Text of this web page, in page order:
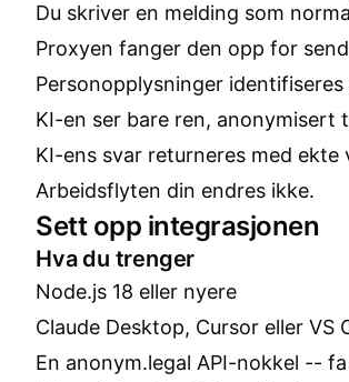
Du skriver en melding som
Proxyen fanger den opp for
Personopplysninger
KI-en ser bare ren, anonymisert
KI-ens svar returneres med
Arbeidsflyten din endres ikke.
Sett opp integrasjonen
Hva du trenger
Node.js 18 eller nyere
Claude Desktop, Cursor eller VS
En anonym.legal API-nokkel --